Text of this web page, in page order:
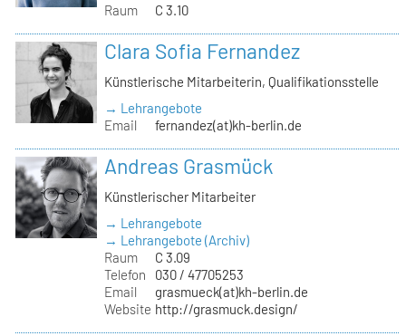
Raum
C 3.10
Clara Sofia Fernandez
Künstlerische Mitarbeiterin, Qualifikationsstelle
→ Lehrangebote
Email
fernandez(at)kh-berlin.de
Andreas Grasmück
Künstlerischer Mitarbeiter
→ Lehrangebote
→ Lehrangebote (Archiv)
Raum
C 3.09
Telefon
030 / 47705253
Email
grasmueck(at)kh-berlin.de
Website http://grasmuck.design/